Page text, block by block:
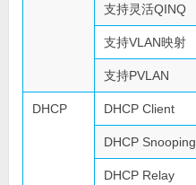
支持灵活QINQ
支持VLAN映射
支持PVLAN
DHCP DHCP Client
DHCP Snooping
DHCP Relay